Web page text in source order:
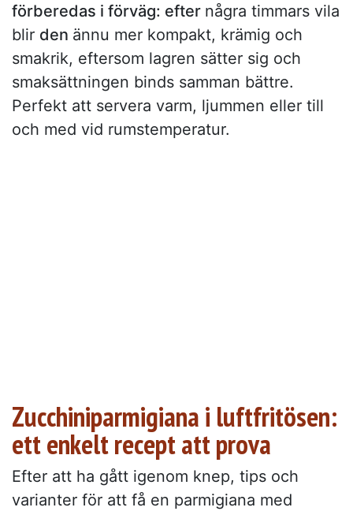
förberedas i förväg: efter några timmars vila
blir den ännu mer kompakt, krämig och
smakrik, eftersom lagren sätter sig och
smaksättningen binds samman bättre.
Perfekt att servera varm, ljummen eller till
och med vid rumstemperatur.
Zucchiniparmigiana i luftfritösen:
ett enkelt recept att prova
Efter att ha gått igenom knep, tips och
varianter för att få en parmigiana med